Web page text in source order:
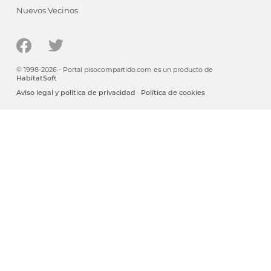
Nuevos Vecinos
© 1998-2026 - Portal pisocompartido.com es un producto de
HabitatSoft
Aviso legal y política de privacidad · Política de cookies